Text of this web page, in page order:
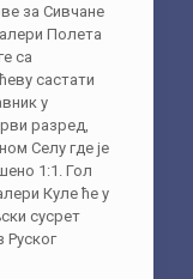
за Сивчане
Полета
са
састати
у
разред,
Селу где је
1:1. Гол
Куле ће у
сусрет
Руског